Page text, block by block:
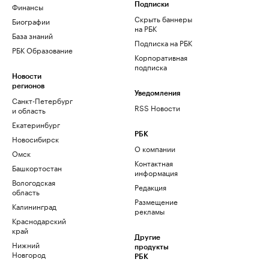
Финансы
Биографии
База знаний
РБК Образование
Новости
регионов
Санкт-Петербург
и область
Екатеринбург
Новосибирск
Омск
Башкортостан
Вологодская
область
Калининград
Краснодарский
край
Нижний
Новгород
Подписки
Скрыть баннеры
на РБК
Подписка на РБК
Корпоративная
подписка
Уведомления
RSS Новости
РБК
О компании
Контактная
информация
Редакция
Размещение
рекламы
Другие
продукты
РБК